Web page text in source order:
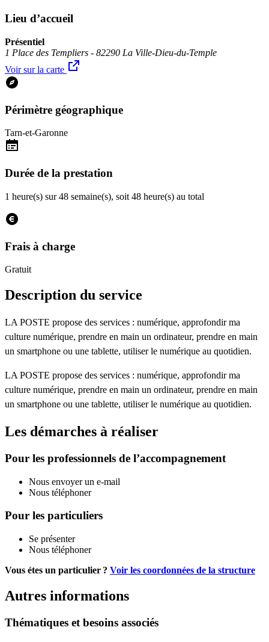
Lieu d’accueil
Présentiel
1 Place des Templiers - 82290 La Ville-Dieu-du-Temple
Voir sur la carte
Périmètre géographique
Tarn-et-Garonne
Durée de la prestation
1 heure(s) sur 48 semaine(s), soit 48 heure(s) au total
Frais à charge
Gratuit
Description du service
LA POSTE propose des services : numérique, approfondir ma
culture numérique, prendre en main un ordinateur, prendre en main
un smartphone ou une tablette, utiliser le numérique au quotidien.
LA POSTE propose des services : numérique, approfondir ma
culture numérique, prendre en main un ordinateur, prendre en main
un smartphone ou une tablette, utiliser le numérique au quotidien.
Les démarches à réaliser
Pour les professionnels de l’accompagnement
Nous envoyer un e-mail
Nous téléphoner
Pour les particuliers
Se présenter
Nous téléphoner
Vous étes un particulier ? Voir les coordonnées de la structure
Autres informations
Thématiques et besoins associés